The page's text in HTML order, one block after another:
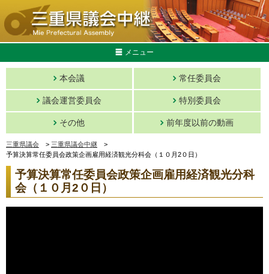
メニュー
本会議 常任委員会
議会運営委員会 特別委員会
その他 前年度以前の動画
三重県議会 > 三重県議会中継 >
予算決算常任委員会政策企画雇用経済観光分科会（１０月2０日）
予算決算常任委員会政策企画雇用経済観光分科
会（１０月2０日）